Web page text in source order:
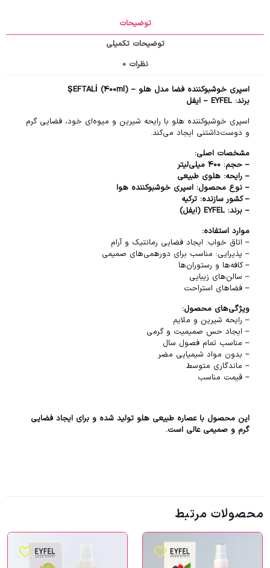
توضیحات
توضیحات تکمیلی
نظرات0
اسپری خوشبوکننده فضا مدل هلو – ŞEFTALİ (400ml)
برند: EYFEL – ایفل
اسپری خوشبوکننده هلو با رایحه شیرین و میوه‌ای خود، فضایی گرم
و دوست‌داشتنی ایجاد می‌کند.
مشخصات اصلی:
– حجم: 400 میلی‌لیتر
– رایحه: هلوی طبیعی
– نوع محصول: اسپری خوشبوکننده هوا
– کشور سازنده: ترکیه
– برند: EYFEL (ایفل)
موارد استفاده:
– اتاق خواب: ایجاد فضایی رمانتیک و آرام
– پذیرایی: مناسب برای دورهمی‌های صمیمی
– کافه‌ها و رستوران‌ها
– سالن‌های زیبایی
– فضاهای استراحت
ویژگی‌های محصول:
– رایحه شیرین و ملایم
– ایجاد حس صمیمیت و گرمی
– مناسب تمام فصول سال
– بدون مواد شیمیایی مضر
– ماندگاری متوسط
– قیمت مناسب
این محصول با عصاره طبیعی هلو تولید شده و برای ایجاد فضایی
گرم و صمیمی عالی است.
محصولات مرتبط